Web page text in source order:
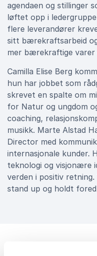
agendaen og stillinger
løftet opp i
flere leverandører
sitt bærekraftsarbeid
mer bærekraftige varer
Camilla Elise Berg
hun har jobbet som
skrevet en spalte om
for Natur og ungdom
coaching,
musikk. Marte Alstad
Director med
internasjonale kunder.
teknologi og visjonære
verden i positiv
stand up og holdt